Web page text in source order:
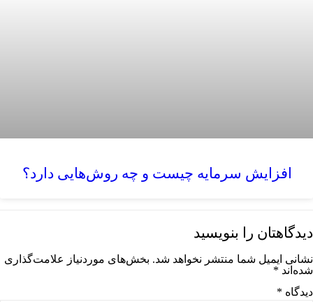
افزایش سرمایه چیست و چه روش‌هایی دارد؟
دیدگاهتان را بنویسید
نشانی ایمیل شما منتشر نخواهد شد. بخش‌های موردنیاز علامت‌گذاری
شده‌اند *
دیدگاه *